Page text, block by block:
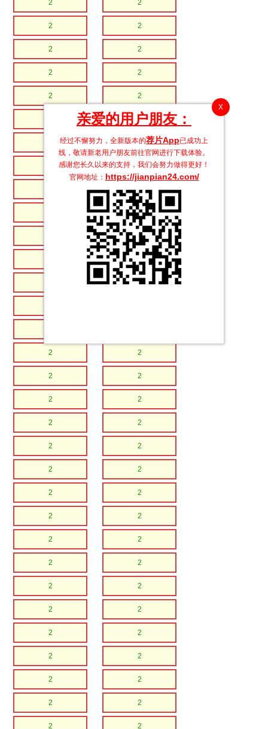
X
亲爱的用户朋友：
经过不懈努力，全新版本的荐片App已成功上
线，敬请新老用户朋友前往官网进行下载体验。
感谢您长久以来的支持，我们会努力做得更好！
官网地址： https://jianpian24.com/
2 2
2 2
2 2
2 2
2 2
2
2
2
2
2
2
2 2
2 2
2 2
2 2
2 2
2 2
2 2
2 2
2 2
2 2
2 2
2 2
2 2
2 2
2 2
2 2
2 2